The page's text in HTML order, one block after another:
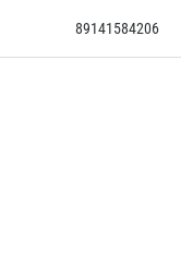
89141584206